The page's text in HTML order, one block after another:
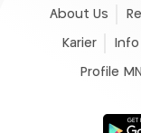
About Us
Karier
Profile